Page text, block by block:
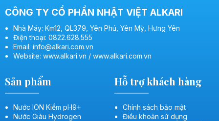
CÔNG TY CỔ PHẦN NHẬT VIỆT ALKARI
Nhà Máy: Km12, QL379, Yên Phú, Yên Mỹ, Hưng Yên
Điện thoại: 0822.628.555
Email: info@alkari.com.vn
Website: www.alkari.vn / www.alkari.com.vn
Sản phẩm
Nước ION Kiềm pH9+
Nước Giàu Hydrogen
Hỗ trợ khách hàng
Chính sách bảo mật
Điều khoản sử dụng